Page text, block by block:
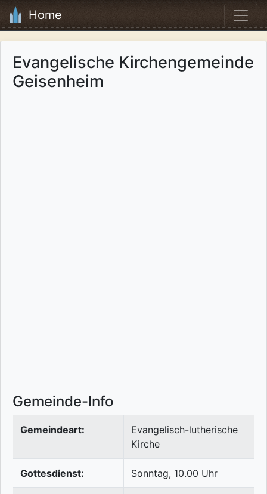
Home
Evangelische Kirchengemeinde
Geisenheim
Gemeinde-Info
Gemeindeart:
Evangelisch-lutherische
Kirche
Gottesdienst: Sonntag, 10.00 Uhr